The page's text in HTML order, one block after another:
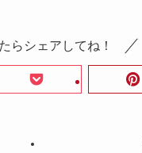
らシェアしてね！